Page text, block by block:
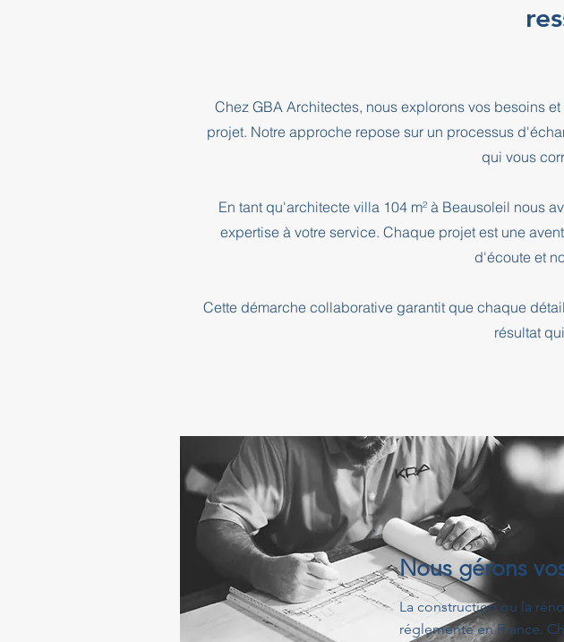
Chez GBA Architectes, nous explorons vos besoins
projet. Notre approche repose sur un processus
qui vous
En tant qu'architecte villa 104 m² à Beausoleil nous
expertise à votre service. Chaque projet est une
d'écoute et
Cette démarche collaborative garantit que chaque
résultat
Nous gérons
La construction ou la
réglementé en France.